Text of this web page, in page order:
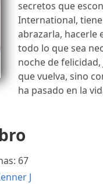
secretos que
International, tiene
abrazarla, hacerle
todo lo que sea
noche de
que vuelva, sino
ha pasado en la
67
J